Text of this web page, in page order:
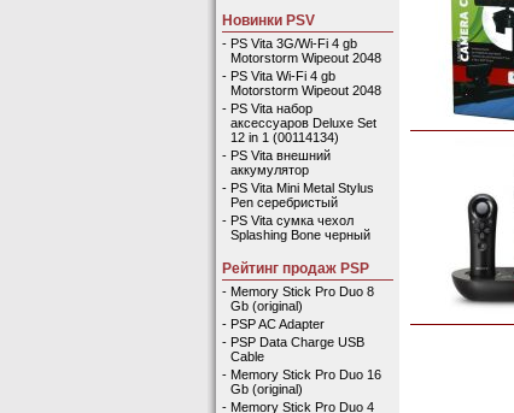
Новинки PSV
- PS Vita 3G/Wi-Fi 4 gb
Motorstorm Wipeout 2048
- PS Vita Wi-Fi 4 gb
Motorstorm Wipeout 2048
- PS Vita набор
аксессуаров Deluxe Set
12 in 1 (00114134)
- PS Vita внешний
аккумулятор
- PS Vita Mini Metal Stylus
Pen серебристый
- PS Vita сумка чехол
Splashing Bone черный
Рейтинг продаж PSP
- Memory Stick Pro Duo 8
Gb (original)
- PSP AC Adapter
- PSP Data Charge USB
Cable
- Memory Stick Pro Duo 16
Gb (original)
- Memory Stick Pro Duo 4